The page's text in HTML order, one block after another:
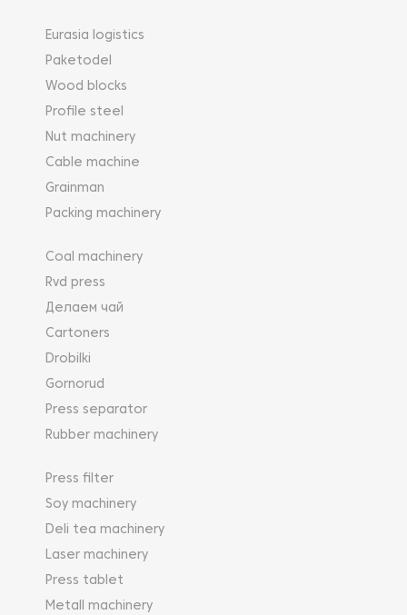
Eurasia logistics
Paketodel
Wood blocks
Profile steel
Nut machinery
Cable machine
Grainman
Packing machinery
Coal machinery
Rvd press
Делаем чай
Cartoners
Drobilki
Gornorud
Press separator
Rubber machinery
Press filter
Soy machinery
Deli tea machinery
Laser machinery
Press tablet
Metall machinery